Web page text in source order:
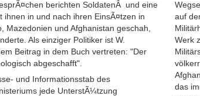
berichten SoldatenÂ und eine
ihnen in und nach ihren EinsÃ¤tzen in
Mazedonien und Afghanistan geschah,
Als einziger Politiker ist W.
Beitrag in dem Buch vertreten: "Der
abgeschafft".
und Informationsstab des
jede UnterstÃ¼tzung
auf
Werk
das